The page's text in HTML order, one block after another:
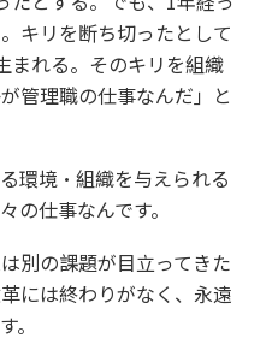
キリを断ち切ったとして
まれる。そのキリを組織
管理職の仕事なんだ」と
環境・組織を与えられる
の仕事なんです。
別の課題が目立ってきた
には終わりがなく、永遠
。